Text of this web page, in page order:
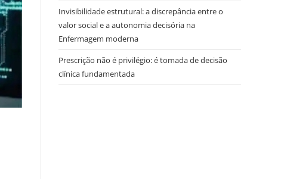
Invisibilidade estrutural: a discrepância entre o
valor social e a autonomia decisória na
Enfermagem moderna
Prescrição não é privilégio: é tomada de decisão
clínica fundamentada